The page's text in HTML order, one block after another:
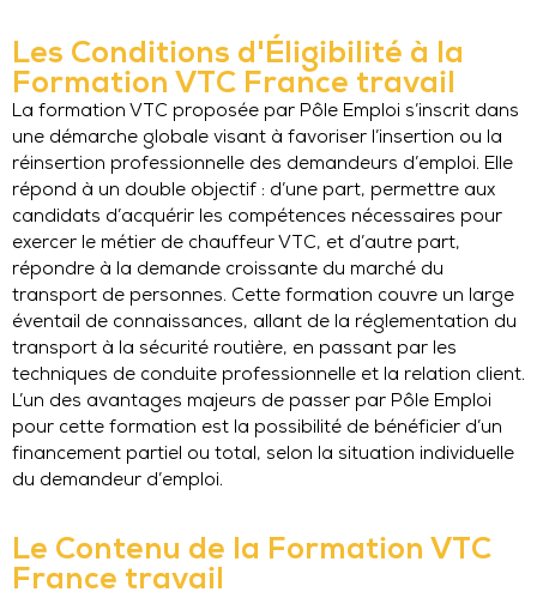
Les Conditions d'Éligibilité à la
Formation VTC France travail
La formation VTC proposée par Pôle Emploi s’inscrit dans
une démarche globale visant à favoriser l’insertion ou la
réinsertion professionnelle des demandeurs d’emploi. Elle
répond à un double objectif : d’une part, permettre aux
candidats d’acquérir les compétences nécessaires pour
exercer le métier de chauffeur VTC, et d’autre part,
répondre à la demande croissante du marché du
transport de personnes. Cette formation couvre un large
éventail de connaissances, allant de la réglementation du
transport à la sécurité routière, en passant par les
techniques de conduite professionnelle et la relation client.
L’un des avantages majeurs de passer par Pôle Emploi
pour cette formation est la possibilité de bénéficier d’un
financement partiel ou total, selon la situation individuelle
du demandeur d’emploi.
Le Contenu de la Formation VTC
France travail